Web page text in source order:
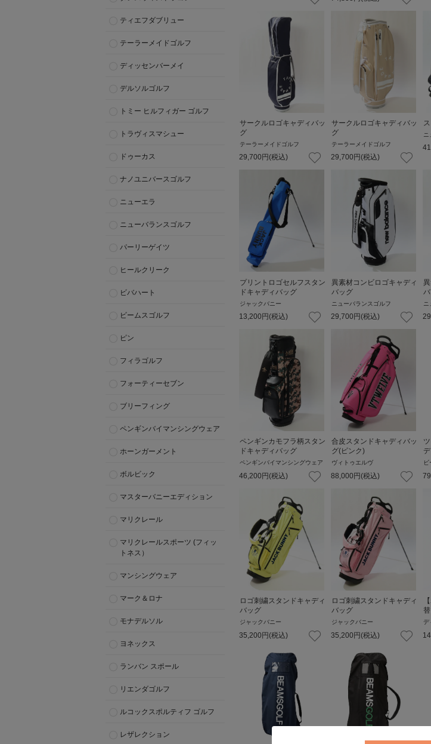
ティエフダブリュー
テーラーメイドゴルフ
ディッセンバーメイ
デルソルゴルフ
トミー ヒルフィガー ゴルフ
トラヴィスマシュー
ドゥーカス
ナノユニバースゴルフ
ニューエラ
ニューバランスゴルフ
パーリーゲイツ
ヒールクリーク
ビバハート
ビームスゴルフ
ピン
フィラゴルフ
フォーティーセブン
ブリーフィング
ペンギンバイマンシングウェア
ホーンガーメント
ボルビック
マスターバニーエディション
マリクレール
マリクレールスポーツ (フィッ
トネス）
マンシングウェア
マーク＆ロナ
モナデルソル
ヨネックス
ランバン スポール
リエンダゴルフ
ルコックスポルティフ ゴルフ
レザレクション
サークルロゴキャディバッ
グ
テーラーメイドゴルフ
29,700 円(税込)
サークルロゴキャディバッ
グ
テーラーメイドゴルフ
29,700 円(税込)
ニ
プリントロゴセルフスタン
ドキャディバッグ
ジャックバニー
13,200 円(税込)
異素材コンビロゴキャディ
バッグ
ニューバランスゴルフ
29,700 円(税込)
ペンギンカモフラ柄スタン
ドキャディバッグ
ペンギンバイマンシングウェア
46,200円(税込)
合皮スタンドキャディバッ
グ(ピンク)
ヴィトゥエルヴ
88,000円(税込)
ロゴ刺繍スタンドキャディ
バッグ
ジャックバニー
35,200円(税込)
ロゴ刺繍スタンドキャディ
バッグ
ジャックバニー
35,200円(税込)
デ